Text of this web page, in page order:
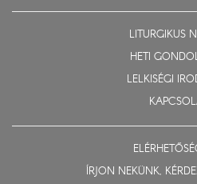
LITURGIKUS
HETI
LELKISÉGI
ÍRJON NEKÜNK,